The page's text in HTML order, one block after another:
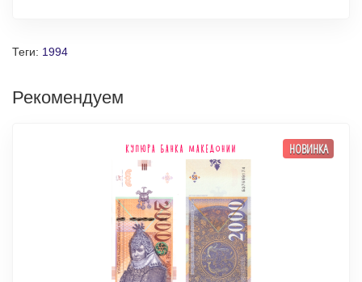
Теги: 1994
Рекомендуем
НОВИНКА